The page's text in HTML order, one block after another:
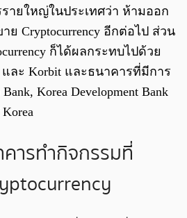
ายใหญ่ในประเทศว่า ห้ามออก
Cryptocurrency อีกต่อไป ส่วน
ก็ได้ผลกระทบไปด้วย
และ Korbit และธนาคารที่มีการ
Korea Development Bank
ารทำกิจกรรมที่